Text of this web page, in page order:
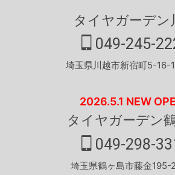
タイヤガーデン
049-245-
埼玉県川越市新宿町5-16-
2026.5.1 NEW
タイヤガーデン
049-298-
埼玉県鶴ヶ島市藤金195-2